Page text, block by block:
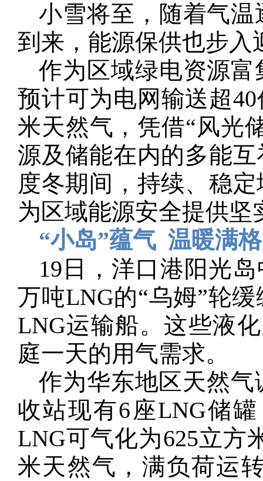
小雪将至，随着气
到来，能源保供也步入
作为区域绿电资源
预计可为电网输送超
米天然气，凭借“风光
源及储能在内的多能
度冬期间，持续、稳
为区域能源安全提供坚
“小岛”蕴气 温暖满格
19日，洋口港阳光
万吨LNG的“乌姆”轮
LNG运输船。这些液
庭一天的用气需求。
作为华东地区天然
收站现有6座LNG储
LNG可气化为625立方
米天然气，满负荷运